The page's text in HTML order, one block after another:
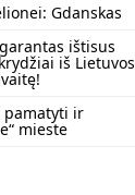
Gdanskas
ištisus
iš Lietuvos
pamatyti ir
mieste